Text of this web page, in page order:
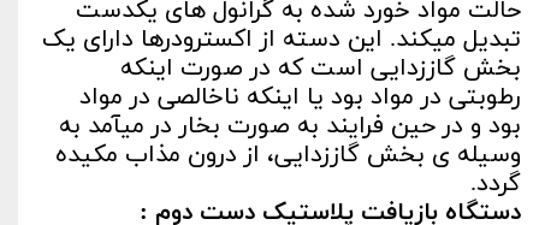
حالت مواد خورد شده به گرانول های یکدست
تبدیل می­کند. این دسته از اکسترودرها دارای یک
بخش گاززدایی است که در صورت اینکه
رطوبتی در مواد بود یا اینکه ناخالصی در مواد
بود و در حین فرایند به صورت بخار در می­آمد به
وسیله ی بخش گاززدایی، از درون مذاب مکیده
گردد.
دستگاه بازیافت پلاستیک دست دوم :